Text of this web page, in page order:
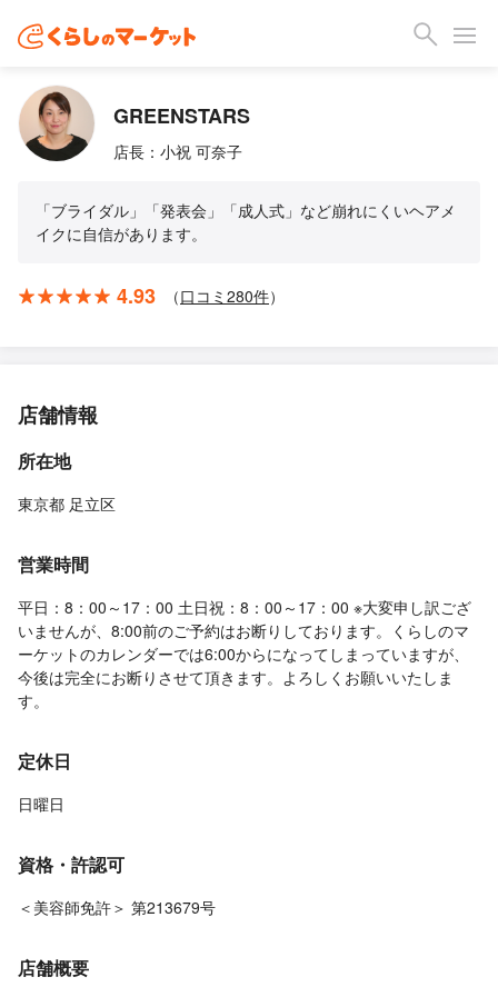
GREENSTARS
店長：小祝 可奈子
「ブライダル」「発表会」「成人式」など崩れにくいヘアメ
イクに自信があります。
4.93 （口コミ 280件）
店舗情報
所在地
東京都 足立区
営業時間
平日：8：00～17：00 土日祝：8：00～17：00 ※大変申し訳ござ
いませんが、8:00前のご予約はお断りしております。くらしのマ
ーケットのカレンダーでは6:00からになってしまっていますが、
今後は完全にお断りさせて頂きます。よろしくお願いいたしま
す。
定休日
日曜日
資格・許認可
＜美容師免許＞ 第213679号
店舗概要